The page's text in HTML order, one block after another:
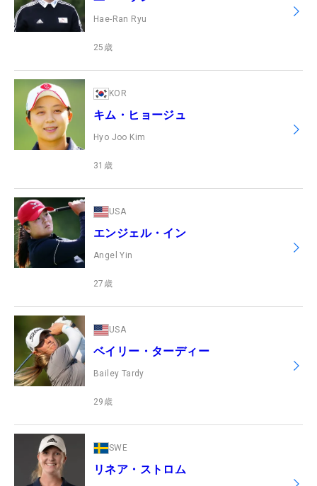
Hae-Ran Ryu
25 歳
KOR
キム・ヒョージュ
Hyo Joo Kim
31 歳
USA
エンジェル・イン
Angel Yin
27 歳
USA
ベイリー・ターディー
Bailey Tardy
29 歳
SWE
リネア・ストロム